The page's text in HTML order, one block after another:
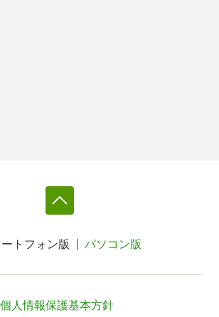
トフォン版 パソコン版
個人情報保護基本方針